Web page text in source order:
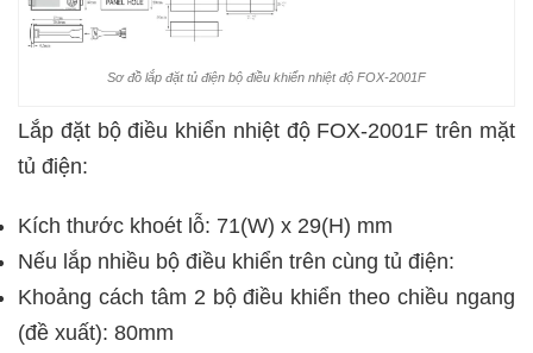
Sơ đồ lắp đặt tủ điện bộ điều khiển nhiệt độ FOX-2001F
Lắp đặt bộ điều khiển nhiệt độ FOX-2001F trên mặt
tủ điện:
Kích thước khoét lỗ: 71(W) x 29(H) mm
Nếu lắp nhiều bộ điều khiển trên cùng tủ điện:
Khoảng cách tâm 2 bộ điều khiển theo chiều ngang
(đề xuất): 80mm